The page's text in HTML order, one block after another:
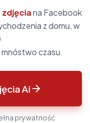
zdjęciana Facebook
z domu, w
czasu.
Ai
prywatność